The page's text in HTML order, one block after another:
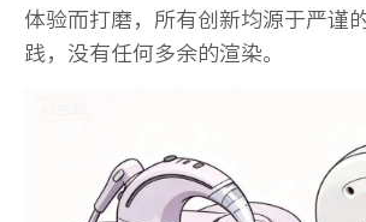
体验而打磨，所有创新均源于严谨
践，没有任何多余的渲染。